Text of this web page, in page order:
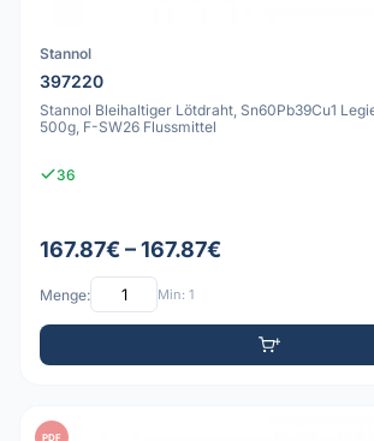
Stannol
397220
Stannol Bleihaltiger Lötdraht, Sn60Pb39Cu1
500g, F-SW26 Flussmittel
36
167.87€ – 167.87€
Menge: Min: 1
PDF